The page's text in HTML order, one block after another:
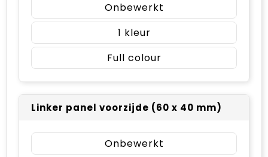
Onbewerkt
1
Full colour
Linker panel voorzijde (60 x 40 mm)
Onbewerkt